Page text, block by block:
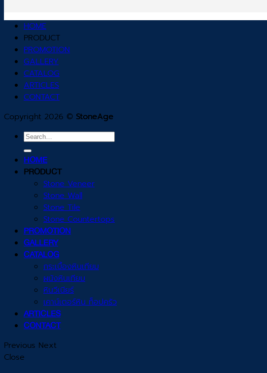
HOME
PRODUCT
PROMOTION
GALLERY
CATALOG
ARTICLES
CONTACT
Copyright 2026 © StoneAge
Search
for:
HOME
PRODUCT
Stone Veneer
Stone Wall
Stone Tile
Stone Countertops
PROMOTION
GALLERY
CATALOG
กระเบื้องหินเทียม
ผนังหินเทียม
หินวีเนียร์
เคาน์เตอร์หิน ท็อปครัว
ARTICLES
CONTACT
Previous Next
Close